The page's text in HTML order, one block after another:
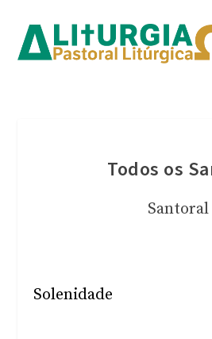
Todos os
Santoral
Solenidade